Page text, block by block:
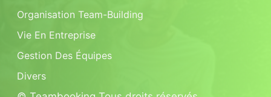
Organisation Team-Building
Vie En Entreprise
Gestion Des Équipes
Divers